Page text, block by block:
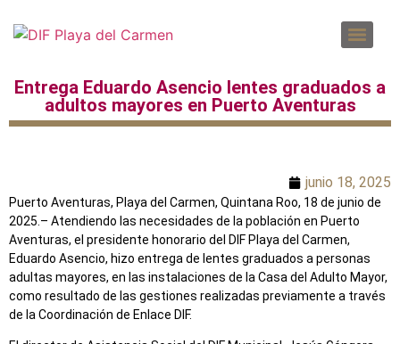
Entrega Eduardo Asencio lentes graduados a
adultos mayores en Puerto Aventuras
junio 18, 2025
Puerto Aventuras, Playa del Carmen, Quintana Roo, 18 de junio de
2025.– Atendiendo las necesidades de la población en Puerto
Aventuras, el presidente honorario del DIF Playa del Carmen,
Eduardo Asencio, hizo entrega de lentes graduados a personas
adultas mayores, en las instalaciones de la Casa del Adulto Mayor,
como resultado de las gestiones realizadas previamente a través
de la Coordinación de Enlace DIF.